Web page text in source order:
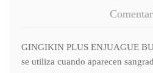
GINGIKIN PLUS ENJUAGUE
se utiliza cuando aparecen